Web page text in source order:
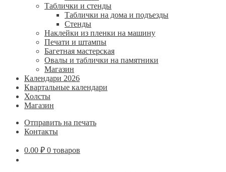
Таблички и стенды
Таблички на дома и подъезды
Стенды
Наклейки из пленки на машину
Печати и штампы
Багетная мастерская
Овалы и таблички на памятники
Магазин
Календари 2026
Квартальные календари
Холсты
Магазин
Отправить на печать
Контакты
0.00 ₽ 0 товаров